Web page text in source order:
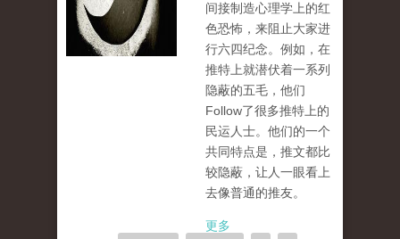
间接制造心理学上的红
色恐怖，来阻止大家进
行六四纪念。例如，在
推特上就潜伏着一系列
隐蔽的五毛，他们
Follow了很多推特上的
民运人士。他们的一个
共同特点是，推文都比
较隐蔽，让人一眼看上
去像普通的推友。
更多